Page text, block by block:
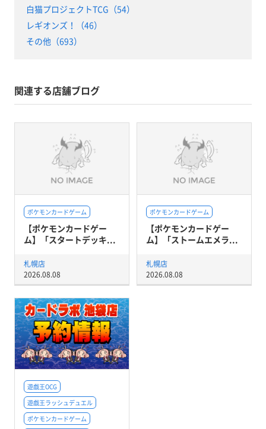
白猫プロジェクトTCG（54）
レギオンズ！（46）
その他（693）
関連する店舗ブログ
ポケモンカードゲーム
【ポケモンカードゲー
ム】「スタートデッキ...
札幌店
2026.08.08
ポケモンカードゲーム
【ポケモンカードゲー
ム】「ストームエメラ...
札幌店
2026.08.08
遊戯王OCG
遊戯王ラッシュデュエル
ポケモンカードゲーム